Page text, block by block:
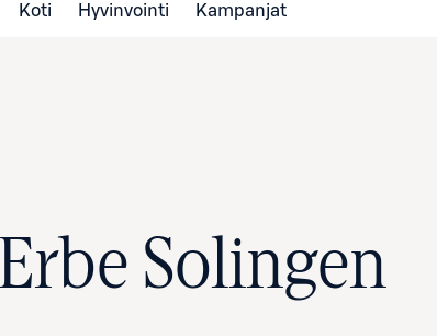
Koti Hyvinvointi Kampanjat
Erbe Solingen